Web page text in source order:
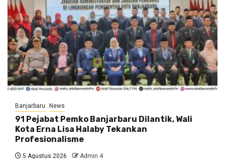
Banjarbaru News
91 Pejabat Pemko Banjarbaru Dilantik, Wali
Kota Erna Lisa Halaby Tekankan
Profesionalisme
5 Agustus 2026 Admin 4